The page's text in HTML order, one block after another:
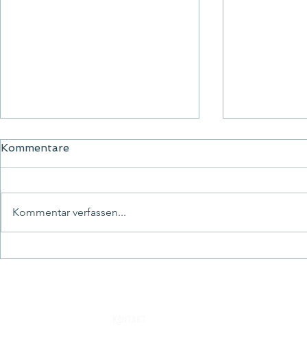
La Gaucha
Kommentare
Kommentar verfassen...